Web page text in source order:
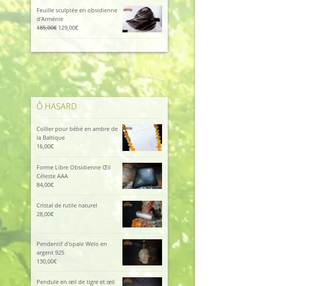
425,00€. 380,00€.
Feuille sculptée en obsidienne
d'Arménie
185,00€ Le
était :
185,00€.
129,00€Le
est :
129,00€.
Ô HASARD
Collier pour bébé en ambre de
la Baltique
16,00€
Forme Libre Obsidienne Œil
Céleste AAA
84,00€
Cristal de rutile naturel
28,00€
Pendentif d'opale Welo en
argent 925
130,00€
Pendule en œil de tigre et œil